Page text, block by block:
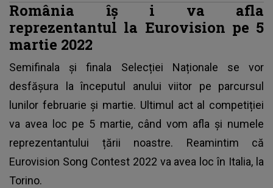
România îș i va afla
reprezentantul la Eurovision pe 5
martie 2022
Semifinala și finala Selecției Naționale se vor
desfășura la începutul anului viitor pe parcursul
lunilor februarie și martie. Ultimul act al competiției
va avea loc pe 5 martie, când vom afla și numele
reprezentantului țării noastre. Reamintim că
Eurovision Song Contest 2022 va avea loc în Italia, la
Torino.